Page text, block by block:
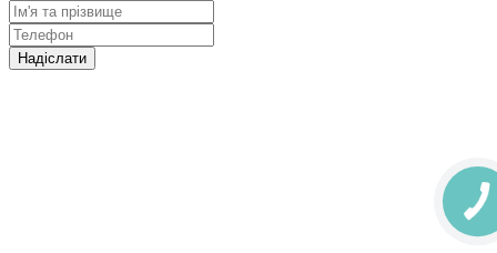
Надіслати